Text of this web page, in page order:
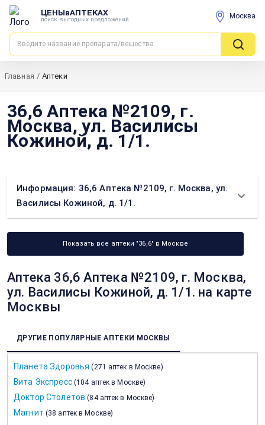
ЦЕНЫвАПТЕКАХ
поиск выгодных предложений Москва
Главная / Аптеки
36,6 Аптека №2109, г.
Москва, ул. Василисы
Кожиной, д. 1/1.
Информация: 36,6 Аптека №2109, г. Москва, ул.
Василисы Кожиной, д. 1/1.
Показать все аптеки "36,6" в Москве
Аптека 36,6 Аптека №2109, г. Москва,
ул. Василисы Кожиной, д. 1/1. на карте
Москвы
ДРУГИЕ ПОПУЛЯРНЫЕ АПТЕКИ МОСКВЫ
Планета Здоровья (271 аптек в Москве)
Вита Экспресс (104 аптек в Москве)
Доктор Столетов (84 аптек в Москве)
Магнит (38 аптек в Москве)